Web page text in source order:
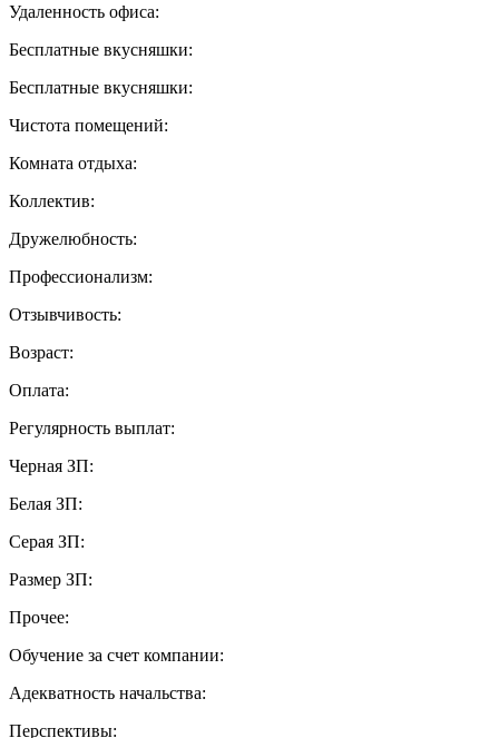
Удаленность офиса:
Бесплатные вкусняшки:
Бесплатные вкусняшки:
Чистота помещений:
Комната отдыха:
Коллектив:
Дружелюбность:
Профессионализм:
Отзывчивость:
Возраст:
Оплата:
Регулярность выплат:
Черная ЗП:
Белая ЗП:
Серая ЗП:
Размер ЗП:
Прочее:
Обучение за счет компании:
Адекватность начальства:
Перспективы: